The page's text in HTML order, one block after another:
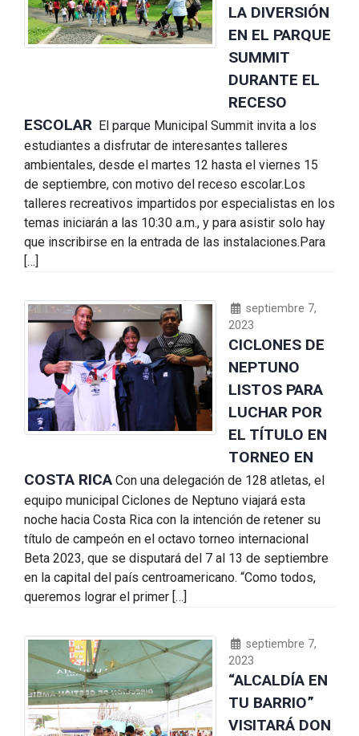
LA DIVERSIÓN
EN EL PARQUE
SUMMIT
DURANTE EL
RECESO
ESCOLAR El parque Municipal Summit invita a los
estudiantes a disfrutar de interesantes talleres
ambientales, desde el martes 12 hasta el viernes 15
de septiembre, con motivo del receso escolar.Los
talleres recreativos impartidos por especialistas en los
temas iniciarán a las 10:30 a.m., y para asistir solo hay
que inscribirse en la entrada de las instalaciones.Para
[…]
septiembre 7,
2023
CICLONES DE
NEPTUNO
LISTOS PARA
LUCHAR POR
EL TÍTULO EN
TORNEO EN
COSTA RICA Con una delegación de 128 atletas, el
equipo municipal Ciclones de Neptuno viajará esta
noche hacia Costa Rica con la intención de retener su
título de campeón en el octavo torneo internacional
Beta 2023, que se disputará del 7 al 13 de septiembre
en la capital del país centroamericano. “Como todos,
queremos lograr el primer […]
septiembre 7,
2023
“ALCALDÍA EN
TU BARRIO”
VISITARÁ DON